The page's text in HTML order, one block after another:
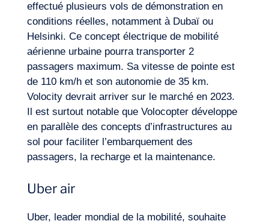
Nous contacter
FR
effectué plusieurs vols de démonstration en
conditions réelles, notamment à Dubaï ou
Helsinki. Ce concept électrique de mobilité
aérienne urbaine pourra transporter 2
passagers maximum. Sa vitesse de pointe est
de 110 km/h et son autonomie de 35 km.
Volocity devrait arriver sur le marché en 2023.
Il est surtout notable que Volocopter développe
en parallèle des concepts d’infrastructures au
sol pour faciliter l’embarquement des
passagers, la recharge et la maintenance.
Uber air
Uber, leader mondial de la mobilité, souhaite